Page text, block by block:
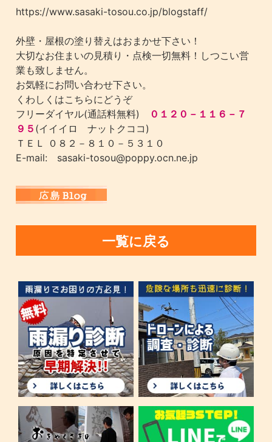
https://www.sasaki-tosou.co.jp/blogstaff/
外壁・屋根の塗り替えはおまかせ下さい！
大切なお住まいの見積り・点検一切無料！しつこい営
業も致しません。
お気軽にお問い合わせ下さい。
くわしくはこちらにどうぞ
フリーダイヤル(通話料無料)
０１２０－１１６－７
９５ (イイイロ ナットクココ)
ＴＥＬ ０８２－８１０－５３１０
E-mail: sasaki-tosou@poppy.ocn.ne.jp
一覧に戻る